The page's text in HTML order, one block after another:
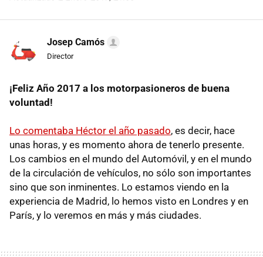
Josep Camós
Director
¡Feliz Año 2017 a los motorpasioneros de buena
voluntad!
Lo comentaba Héctor el año pasado, es decir, hace
unas horas, y es momento ahora de tenerlo presente.
Los cambios en el mundo del Automóvil, y en el mundo
de la circulación de vehículos, no sólo son importantes
sino que son inminentes. Lo estamos viendo en la
experiencia de Madrid, lo hemos visto en Londres y en
París, y lo veremos en más y más ciudades.